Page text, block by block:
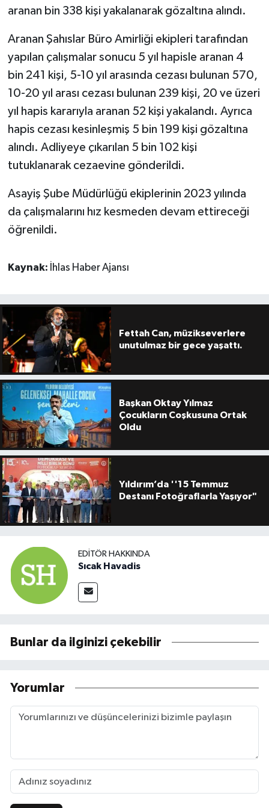
aranan bin 338 kişi yakalanarak gözaltına alındı.
Aranan Şahıslar Büro Amirliği ekipleri tarafından
yapılan çalışmalar sonucu 5 yıl hapisle aranan 4
bin 241 kişi, 5-10 yıl arasında cezası bulunan 570,
10-20 yıl arası cezası bulunan 239 kişi, 20 ve üzeri
yıl hapis kararıyla aranan 52 kişi yakalandı. Ayrıca
hapis cezası kesinleşmiş 5 bin 199 kişi gözaltına
alındı. Adliyeye çıkarılan 5 bin 102 kişi
tutuklanarak cezaevine gönderildi.
Asayiş Şube Müdürlüğü ekiplerinin 2023 yılında
da çalışmalarını hız kesmeden devam ettireceği
öğrenildi.
Kaynak: İhlas Haber Ajansı
Fettah Can, müzikseverlere
unutulmaz bir gece yaşattı.
Başkan Oktay Yılmaz
Çocukların Coşkusuna Ortak
Oldu
Yıldırım’da ''15 Temmuz
Destanı Fotoğraflarla Yaşıyor"
EDITÖR HAKKINDA
Sıcak Havadis
Bunlar da ilginizi çekebilir
Yorumlar